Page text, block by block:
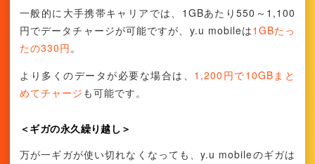
一般的に大手携帯キャリアでは、1GBあたり550～1,100
円でデータチャージが可能ですが、y.u mobileは1GBたっ
たの330円。
より多くのデータが必要な場合は、 1,200円で10GBまと
めてチャージ も可能です。
＜ギガの永久繰り越し＞
万が一ギガが使い切れなくなっても、y.u mobileのギガは